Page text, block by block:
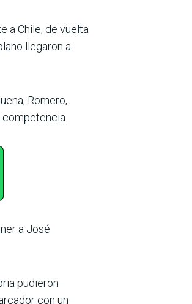
a Chile, de vuelta
llegaron a
Romero,
a José
pudieron
con un